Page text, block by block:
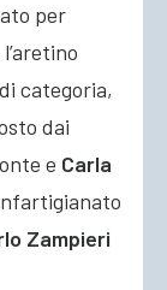
per
categoria,
dai
e Carla
Zampieri